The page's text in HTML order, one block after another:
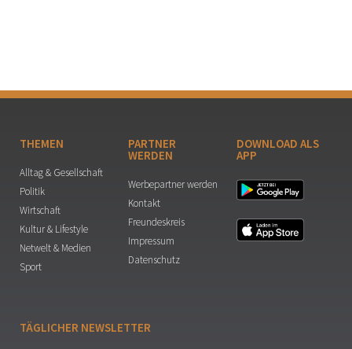
THEMEN
Alltag & Gesellschaft
Politik
Wirtschaft
Kultur & Lifestyle
Netwelt & Medien
Sport
PARTNER
WERDEN
Werbepartner werden
Kontakt
Freundeskreis
Impressum
Datenschutz
DOWNLOAD ALS
APP
TÄGLICHER NEWSLETTER